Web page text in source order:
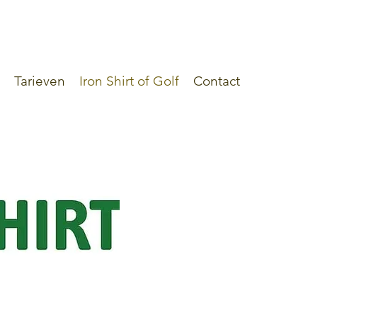
Tarieven Iron Shirt of Golf Contact